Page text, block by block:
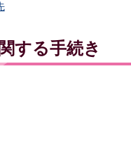
する手続き